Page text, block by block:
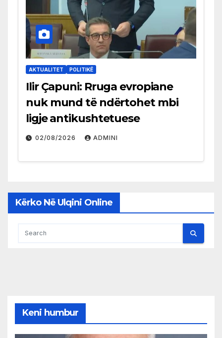
AKTUALITET POLITIKË
Ilir Çapuni: Rruga evropiane
nuk mund të ndërtohet mbi
ligje antikushtetuese
02/08/2026 ADMINI
Kërko Në Ulqini Online
Keni humbur